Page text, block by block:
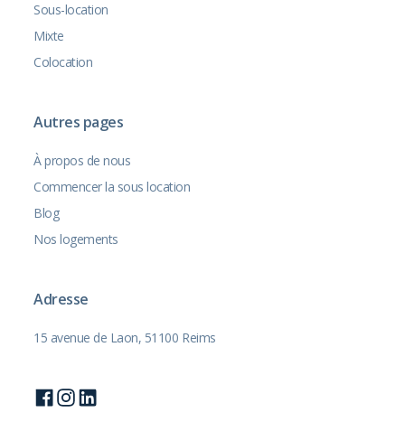
Sous-location
Mixte
Colocation
Autres pages
À propos de nous
Commencer la sous location
Blog
Nos logements
Adresse
15 avenue de Laon, 51100 Reims